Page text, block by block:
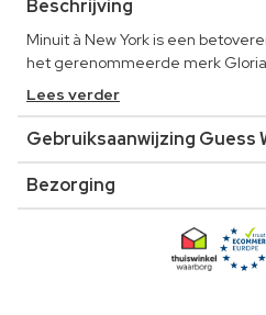
Beschrijving
Minuit à New York is een
het gerenommeerde merk
Lees verder
Gebruiksaanwijzing Guess
Bezorging